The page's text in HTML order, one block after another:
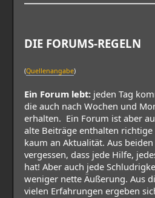
DIE FORUMS-REGELN
(Quellenangabe)
Ein Forum lebt: jeden Tag
die auch nach Wochen und
erhalten. Ein Forum ist aber
alte Beiträge enthalten
kaum an Aktualität. Aus
vergessen, dass jede Hilfe,
hat! Aber auch jede
weniger nette Äußerung. Aus
vielen Erfahrungen ergeben